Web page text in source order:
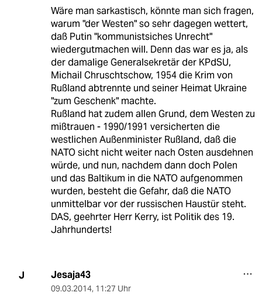
Wäre man sarkastisch, könnte man sich fragen,
warum "der Westen" so sehr dagegen wettert,
daß Putin "kommunistsiches Unrecht"
wiedergutmachen will. Denn das war es ja, als
der damalige Generalsekretär der KPdSU,
Michail Chruschtschow, 1954 die Krim von
Rußland abtrennte und seiner Heimat Ukraine
"zum Geschenk" machte.
Rußland hat zudem allen Grund, dem Westen zu
mißtrauen - 1990/1991 versicherten die
westlichen Außenminister Rußland, daß die
NATO sicht nicht weiter nach Osten ausdehnen
würde, und nun, nachdem dann doch Polen
und das Baltikum in die NATO aufgenommen
wurden, besteht die Gefahr, daß die NATO
unmittelbar vor der russischen Haustür steht.
DAS, geehrter Herr Kerry, ist Politik des 19.
Jahrhunderts!
J Jesaja43
09.03.2014, 11:27 Uhr